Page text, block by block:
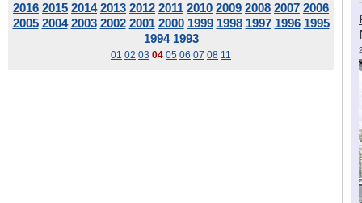
2016 2015 2014 2013 2012 2011 2010 2009 2008 2007 2006
2005 2004 2003 2002 2001 2000 1999 1998 1997 1996 1995
1994 1993
01 02 03 04 05 06 07 08 11